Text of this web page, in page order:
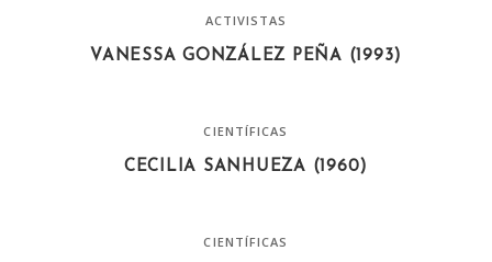
ACTIVISTAS
VANESSA GONZÁLEZ PEÑA (1993)
CIENTÍFICAS
CECILIA SANHUEZA (1960)
CIENTÍFICAS